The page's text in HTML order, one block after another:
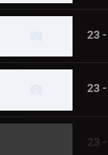
23
23
23